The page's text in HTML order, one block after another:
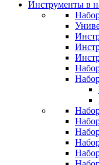
Инструменты в